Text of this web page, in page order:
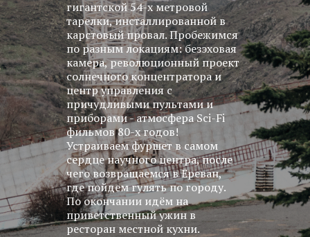
гигантской 54-х метровой
тарелки, инсталлированной в
карстовый провал. Пробежимся
по разным локациям: безэховая
камера, революционный проект
солнечного концентратора и
центр управления с
причудливыми пультами и
приборами - атмосфера Sci-Fi
фильмов 80-х годов!
Устраиваем фуршет в самом
сердце научного центра, после
чего возвращаемся в Ереван,
где пойдем гулять по городу.
По окончании идём на
приветственный ужин в
ресторан местной кухни.